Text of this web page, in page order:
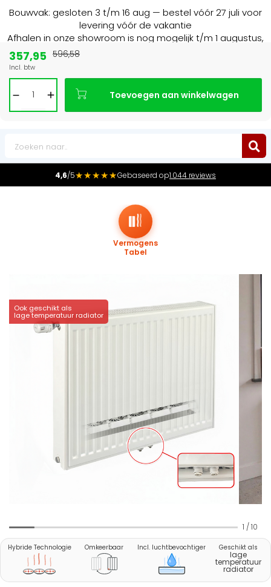
Bouwvak: gesloten 3 t/m 16 aug — bestel vóór 27 juli voor
levering vóór de vakantie
Afhalen in onze showroom is nog mogelijk t/m 1 augustus,
4,6/5★★★★★Gebaseerd op1.044 reviews
Ook geschikt als
lage temperatuur radiator
Vermogens
Tabel
1 / 10
Hybride Technologie Omkeerbaar Incl. luchtbevochtiger Geschikt als
lage
temperatuur
radiator
357,95
Incl. btw
596,58
Toevoegen aan winkelwagen